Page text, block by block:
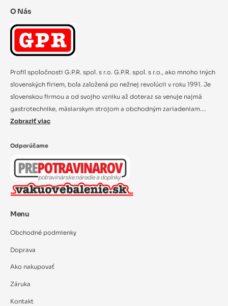
O Nás
Profil spoločnosti G.P.R. spol. s r.o. G.P.R. spol. s r.o., ako mnoho iných
slovenských firiem, bola založená po nežnej revolúcii v roku 1991. Je
slovenskou firmou a od svojho vzniku až doteraz sa venuje najmä
gastrotechnike, mäsiarskym strojom a obchodným zariadeniam....
Zobraziť viac
Odporúčame
Menu
Obchodné podmienky
Doprava
Ako nakupovať
Záruka
Kontakt